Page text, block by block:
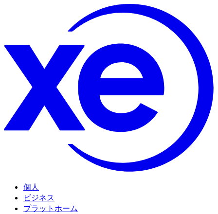
個人
ビジネス
プラットホーム